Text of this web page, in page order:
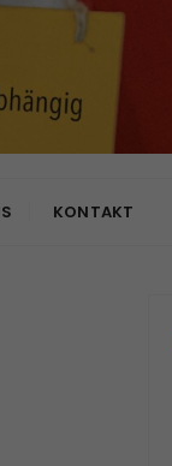
KONTAKT